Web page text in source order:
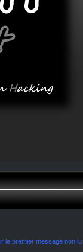
le premier message non lu